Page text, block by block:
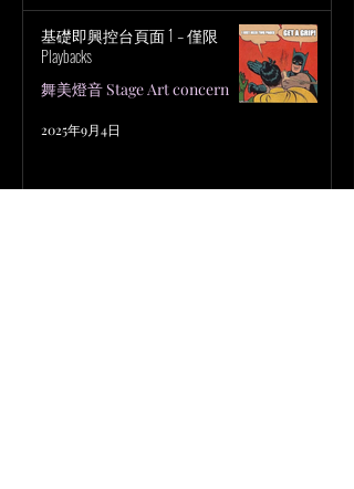
基礎即興控台頁面 1 – 僅限
Playbacks
舞美燈音 Stage Art concern
2025年9月4日